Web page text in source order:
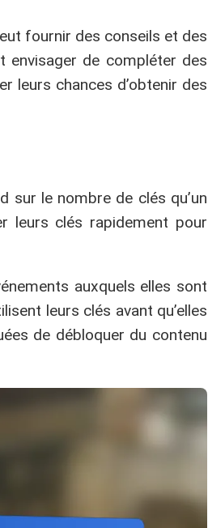
fournir des conseils et des
envisager de compléter des
leurs chances d’obtenir des
sur le nombre de clés qu’un
leurs clés rapidement pour
auxquels elles sont
leurs clés avant qu’elles
de débloquer du contenu